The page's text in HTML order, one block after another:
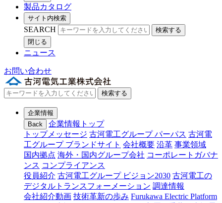
製品カタログ
サイト内検索
SEARCH
検索する
閉じる
ニュース
お問い合わせ
検索する
企業情報
Back
企業情報トップ
トップメッセージ 古河電工グループ パーパス 古河電
工グループ ブランドサイト 会社概要 沿革 事業領域
国内拠点 海外・国内グループ会社 コーポレートガバナ
ンス コンプライアンス
役員紹介 古河電工グループ ビジョン2030 古河電工の
デジタルトランスフォーメーション 調達情報
会社紹介動画 技術革新の歩み Furukawa Electric Platform